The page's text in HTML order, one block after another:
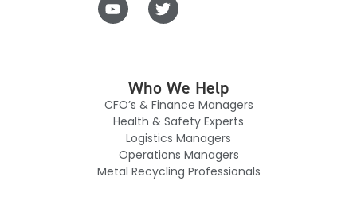
Who We Help
CFO’s & Finance Managers
Health & Safety Experts
Logistics Managers
Operations Managers
Metal Recycling Professionals